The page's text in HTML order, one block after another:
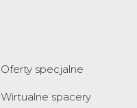
Oferty specjalne
Wirtualne spacery